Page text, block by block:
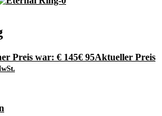
Preis war: € 145€ 95Aktueller Preis